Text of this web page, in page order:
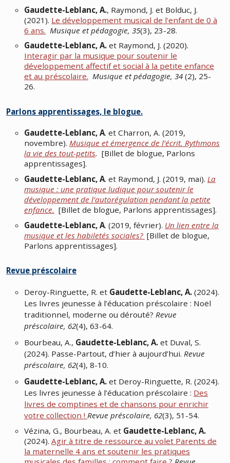
Gaudette-Leblanc, A., Raymond, J. et Bolduc, J.
(2021). Le développement musical de l'enfant de 0 à
6 ans. Musique et pédagogie, 35(3), 23-28.
Gaudette-Leblanc, A.et Raymond, J. (2020).
Interagir par la musique pour soutenir le
développement affectif et social à la petite enfance
et au préscolaire. Musique et pédagogie, 34(2), 25-
26.
Parlons apprentissages, le blogue.
Gaudette-Leblanc, A. et Charron, A. (2019,
novembre). Musique et émergence de l’écrit. Rythmons
la vie des tout-petits. [Billet de blogue, Parlons
apprentissages].
Gaudette-Leblanc, A. et Raymond, J. (2019, mai). La
musique : une pratique ludique pour soutenir le
développement de l’autorégulation pendant la petite
enfance. [Billet de blogue, Parlons apprentissages].
Gaudette-Leblanc, A. (2019, février). Un lien entre la
musique et les habiletés sociales? [Billet de blogue,
Parlons apprentissages].
Revue préscolaire
Deroy-Ringuette, R. et Gaudette-Leblanc, A.(2024).
Les livres jeunesse à l’éducation préscolaire : Noël
traditionnel, moderne ou dérouté? Revue
préscolaire, 62(4), 63-64.
Bourbeau, A., Gaudette-Leblanc, A.et Duval, S.
(2024). Passe-Partout, d’hier à aujourd’hui. Revue
préscolaire, 62(4), 8-10.
Gaudette-Leblanc, A.et Deroy-Ringuette, R. (2024).
Les livres jeunesse à l’éducation préscolaire : Des
livres de comptines et de chansons pour enrichir
votre collection ! Revue préscolaire, 62(3), 51-54.
Vézina, G., Bourbeau, A. et Gaudette-Leblanc, A.
(2024). Agir à titre de ressource au volet Parents de
la maternelle 4 ans et soutenir les pratiques